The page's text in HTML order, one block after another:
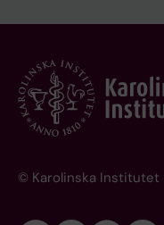
© Karolinska